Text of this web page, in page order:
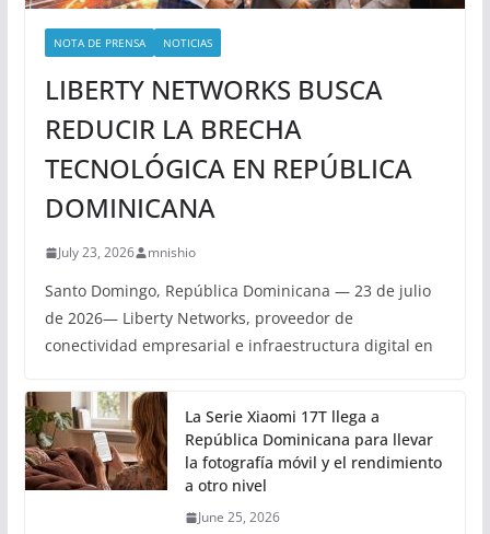
NOTA DE PRENSA NOTICIAS
LIBERTY NETWORKS BUSCA
REDUCIR LA BRECHA
TECNOLÓGICA EN REPÚBLICA
DOMINICANA
July 23, 2026 mnishio
Santo Domingo, República Dominicana — 23 de julio
de 2026— Liberty Networks, proveedor de
conectividad empresarial e infraestructura digital en
La Serie Xiaomi 17T llega a
República Dominicana para llevar
la fotografía móvil y el rendimiento
a otro nivel
June 25, 2026